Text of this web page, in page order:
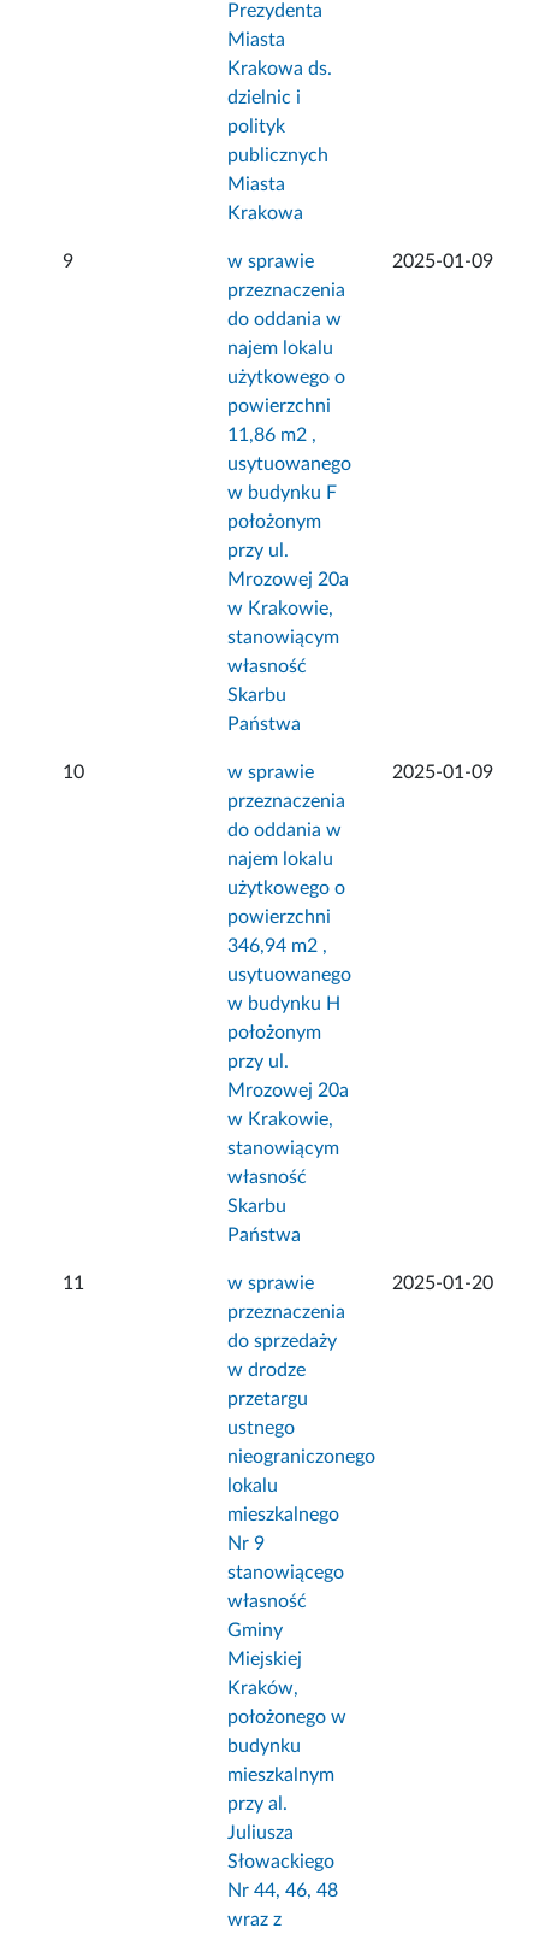
Prezydenta
Miasta
Krakowa ds.
dzielnic i
polityk
publicznych
Miasta
Krakowa
9
w sprawie
przeznaczenia
do oddania w
najem lokalu
użytkowego o
powierzchni
11,86 m2 ,
usytuowanego
w budynku F
położonym
przy ul.
Mrozowej 20a
w Krakowie,
stanowiącym
własność
Skarbu
Państwa
2025-01-09
10
w sprawie
przeznaczenia
do oddania w
najem lokalu
użytkowego o
powierzchni
346,94 m2 ,
usytuowanego
w budynku H
położonym
przy ul.
Mrozowej 20a
w Krakowie,
stanowiącym
własność
Skarbu
Państwa
2025-01-09
11
w sprawie
przeznaczenia
do sprzedaży
w drodze
przetargu
ustnego
nieograniczonego
lokalu
mieszkalnego
Nr 9
stanowiącego
własność
Gminy
Miejskiej
Kraków,
położonego w
budynku
mieszkalnym
przy al.
Juliusza
Słowackiego
Nr 44, 46, 48
wraz z
2025-01-20